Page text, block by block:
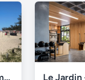
Terreno plano 180m2 Recreio dos Bandeirantes